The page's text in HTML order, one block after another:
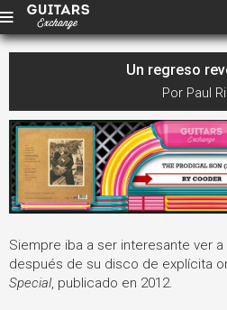
Un regreso
Por Paul
Siempre iba a ser interesante ver a
después de su disco de explícita
Special, publicado en 2012.